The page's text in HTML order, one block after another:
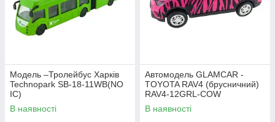
Модель –Тролейбус Харків
Technopark SB-18-11WB(NO
IC)
В наявності
Автомодель GLAMCAR -
TOYOTA RAV4 (брусничний)
RAV4-12GRL-COW
В наявності